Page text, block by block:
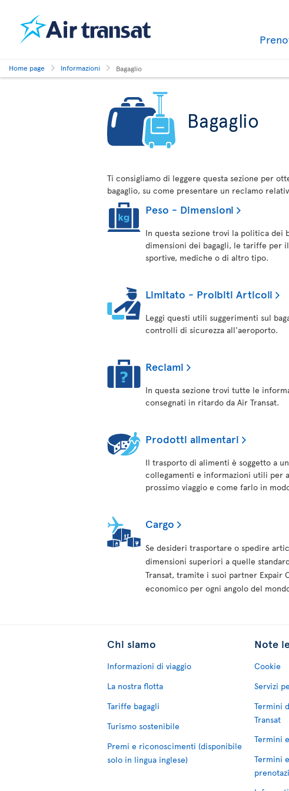
Home page Informazioni Bagaglio
Bagaglio
Ti consigliamo di leggere questa sezione per
bagaglio, su come presentare un reclamo
Peso - Dimensioni
In questa sezione trovi la politica dei
dimensioni dei bagagli, le tariffe per
sportive, mediche o di altro tipo.
Limitato - Proibiti Articoli
Leggi questi utili suggerimenti sul
controlli di sicurezza all'aeroporto.
Reclami
In questa sezione trovi tutte le
consegnati in ritardo da Air Transat.
Prodotti alimentari
Il trasporto di alimenti è soggetto a
collegamenti e informazioni utili per
prossimo viaggio e come farlo in
Cargo
Se desideri trasportare o spedire
dimensioni superiori a quelle
Transat, tramite i suoi partner Expair
economico per ogni angolo del
Chi siamo
Informazioni di viaggio
La nostra flotta
Tariffe bagagli
Turismo sostenibile
Premi e riconoscimenti (disponibile
solo in lingua inglese)
Note
Cookie
Servizi
Termini
Transat
Termini
Termini